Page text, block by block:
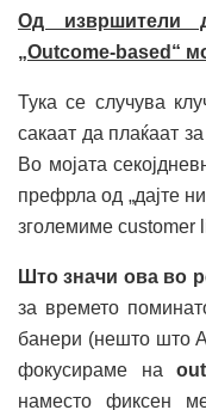
Од извршители
„Outcome-based“
Тука се случува
сакаат да плаќаат
Во мојата
префрла од „дајте
зголемиме customer
Што значи ова во
за времето
банери (нешто што
фокусираме на
наместо фиксен